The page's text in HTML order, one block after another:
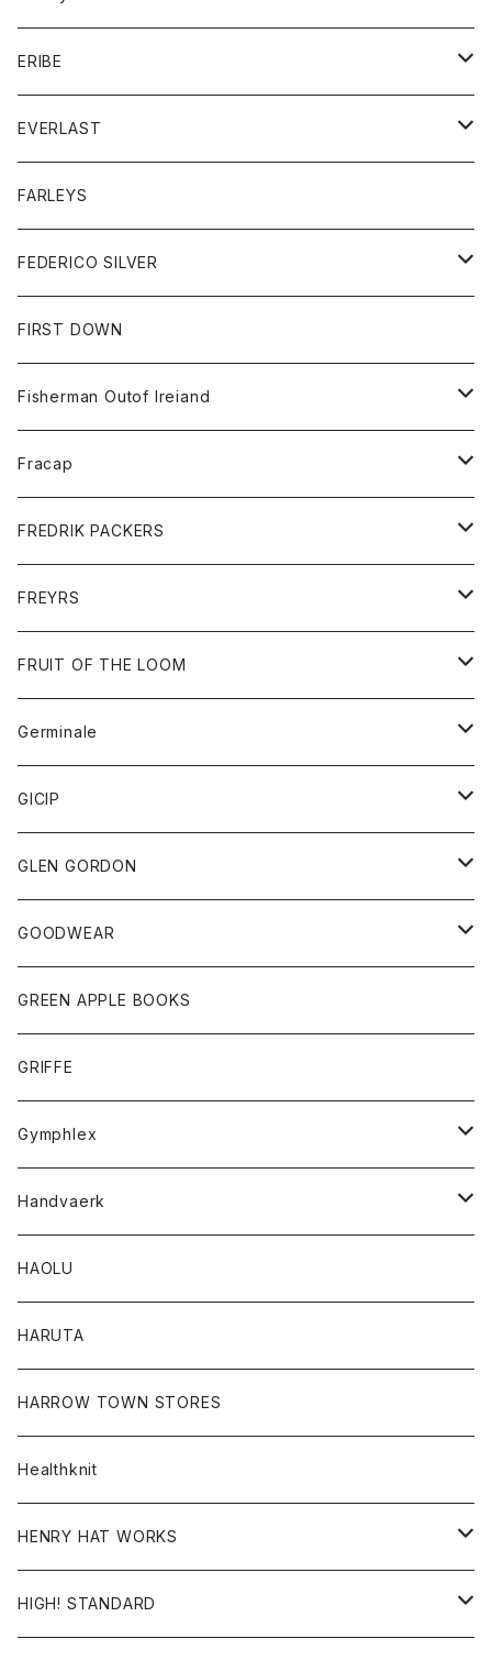
シャツ
Tシャツ
グッズ
帽子
トップス
シャツ
セーター
ボトム
ショートパンツ
パンツ
レディース
コート
ジャケット
Tシャツ
ボトム
ERIBE
ニット
EVERLAST
トップス
ジャケット
スエットシャツ
ボトム
スエットパンツ
グッズ
帽子
FARLEYS
FEDERICO SILVER
アクセサリー
FIRST DOWN
Fisherman Outof Ireiand
ニット
Fracap
グッズ
靴
FREDRIK PACKERS
アクセサリー
バッグ
FREYRS
サングラス
FRUIT OF THE LOOM
アウター
パーカー
グッズ
ネクタイ
チーフ
トップス
シャツ
タンクトップ
ボトム
ショートパンツ
スカート
レディース
スカート
Tシャツ
Germinale
靴
サンダル
GICIP
トップス
Tシャツ
GLEN GORDON
グッズ
手袋
GOODWEAR
トップス
Tシャツ
GREEN APPLE BOOKS
GRIFFE
Gymphlex
アウター
カーディガン
コート
トップス
シャツ
スウェット
レディース
カーディガン
コート
ボトム
パンツ
Handvaerk
トップス
Tシャツ
ロンTEE
HAOLU
HARUTA
HARROW TOWN STORES
Healthknit
HENRY HAT WORKS
帽子
HIGH! STANDARD